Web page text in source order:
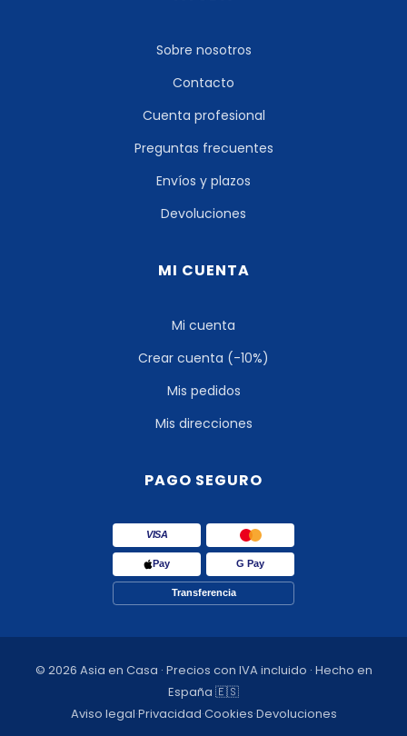
Sobre nosotros
Contacto
Cuenta profesional
Preguntas frecuentes
Envíos y plazos
Devoluciones
MI CUENTA
Mi cuenta
Crear cuenta (-10%)
Mis pedidos
Mis direcciones
PAGO SEGURO
VISA
Pay G Pay
Transferencia
© 2026 Asia en Casa · Precios con IVA incluido · Hecho en
España 🇪🇸
Aviso legal·Privacidad·Cookies·Devoluciones